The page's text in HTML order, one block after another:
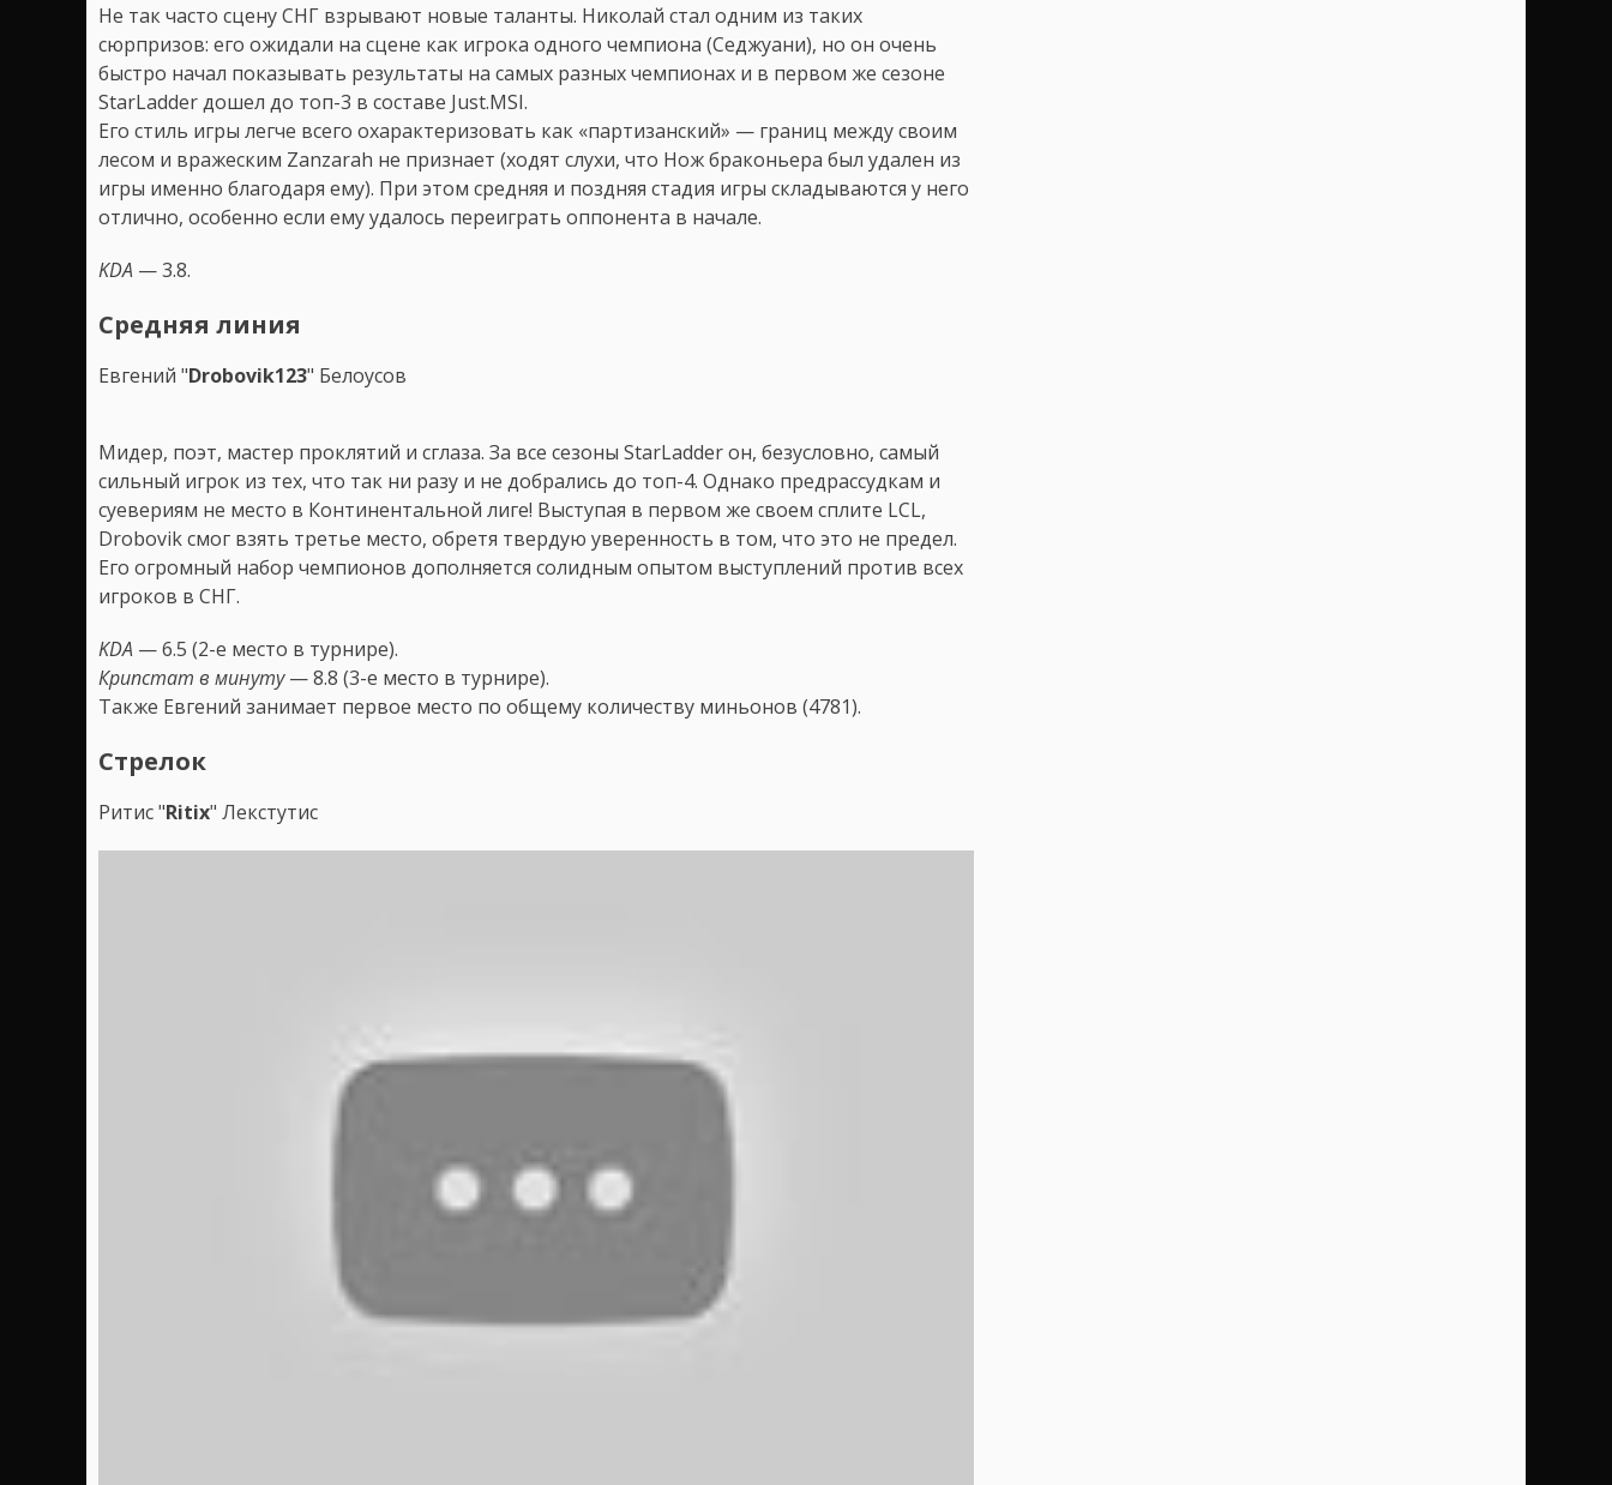
Не так часто сцену СНГ взрывают новые таланты. Николай стал одним из таких
сюрпризов: его ожидали на сцене как игрока одного чемпиона (Седжуани), но он очень
быстро начал показывать результаты на самых разных чемпионах и в первом же сезоне
StarLadder дошел до топ-3 в составе Just.MSI.
Его стиль игры легче всего охарактеризовать как «партизанский» — границ между своим
лесом и вражеским Zanzarah не признает (ходят слухи, что Нож браконьера был удален из
игры именно благодаря ему). При этом средняя и поздняя стадия игры складываются у него
отлично, особенно если ему удалось переиграть оппонента в начале.
KDA — 3.8.
Средняя линия
Евгений "Drobovik123" Белоусов
Мидер, поэт, мастер проклятий и сглаза. За все сезоны StarLadder он, безусловно, самый
сильный игрок из тех, что так ни разу и не добрались до топ-4. Однако предрассудкам и
суевериям не место в Континентальной лиге! Выступая в первом же своем сплите LCL,
Drobovik смог взять третье место, обретя твердую уверенность в том, что это не предел.
Его огромный набор чемпионов дополняется солидным опытом выступлений против всех
игроков в СНГ.
KDA — 6.5 (2-е место в турнире).
Крипстат в минуту— 8.8 (3-е место в турнире).
Также Евгений занимает первое место по общему количеству миньонов (4781).
Стрелок
Ритис "Ritix" Лекстутис